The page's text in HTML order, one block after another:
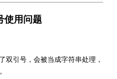
使用问题
双引号，会被当成字符串处理，